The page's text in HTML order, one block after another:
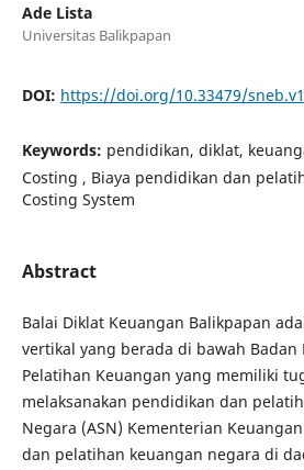
Ade Lista
Universitas Balikpapan
DOI: https://doi.org/10.33479/
Keywords: pendidikan, diklat,
Costing , Biaya pendidikan dan
Costing System
Abstract
Balai Diklat Keuangan Balikpapan
vertikal yang berada di bawah Badan
Pelatihan Keuangan yang memiliki
melaksanakan pendidikan dan
Negara (ASN) Kementerian
dan pelatihan keuangan negara di